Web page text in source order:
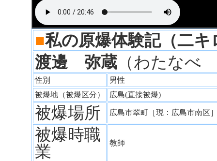
■私の原爆体験記（二
渡邊 弥蔵 （わたな
性別
男性
被爆地（被爆区分）
広島(直接被爆)
被爆場所 広島市翠町［現：広島市南
被爆時職
業
教師